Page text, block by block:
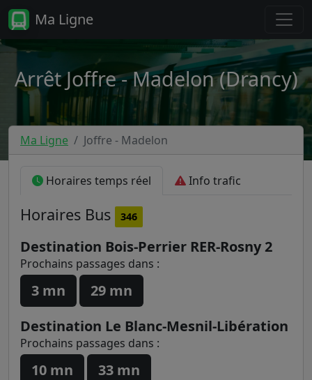
Ma Ligne
Arrêt Joffre - Madelon (Drancy)
Ma Ligne Joffre - Madelon
Horaires temps réel Info trafic
Horaires Bus 346
Destination Bois-Perrier RER-Rosny 2
Prochains passages dans :
3 mn
29 mn
Destination Le Blanc-Mesnil-Libération
Prochains passages dans :
10 mn 33 mn